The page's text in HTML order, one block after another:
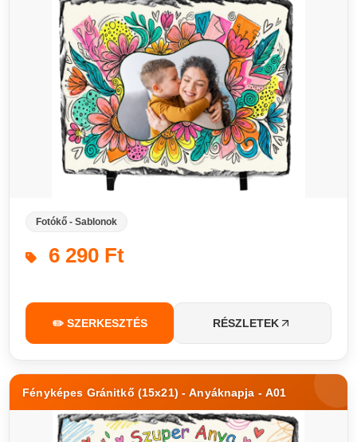
Fotókő - Sablonok
6 290 Ft
✏️ SZERKESZTÉS RÉSZLETEK
Fényképes Gránitkő (15x21) - Anyáknapja - A01